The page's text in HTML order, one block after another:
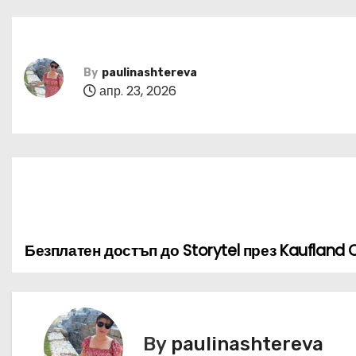
By paulinashtereva
апр. 23, 2026
Н
а
Безплатен достъп до Storytel през Kaufland
By paulinashtereva